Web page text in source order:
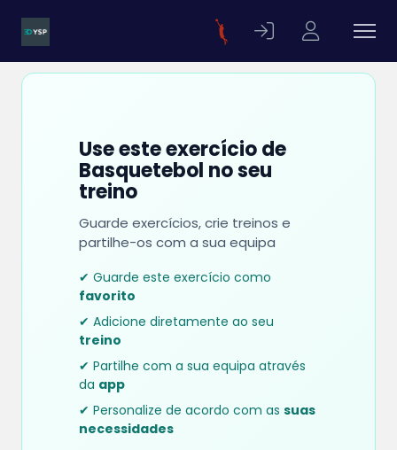
Use este exercício de
Basquetebol no seu
treino
Guarde exercícios, crie treinos e
partilhe-os com a sua equipa
✔ Guarde este exercício como
favorito
✔ Adicione diretamente ao seu
treino
✔ Partilhe com a sua equipa através
da app
✔ Personalize de acordo com as suas
necessidades